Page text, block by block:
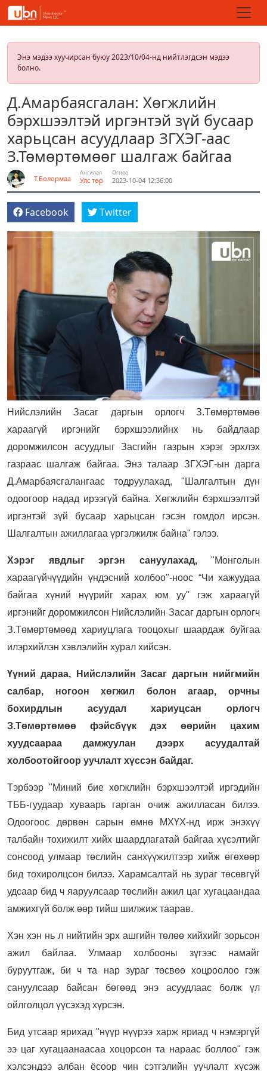
Энэ мэдээ хуучирсан буюу 2023/10/04-нд нийтлэгдсэн мэдээ
болно.
Д.Амарбаясгалан: Хөгжлийн
бэрхшээлтэй иргэнтэй зүй бусаар
харьцсан асуудлаар ЗГХЭГ-аас
З.Төмөртөмөөг шалгаж байгаа
Т.Болормаа
Ангилал
Улс төр
Огноо
2023-10-04 12:36:00
Facebook Twitter
Нийслэлийн Засаг даргын орлогч З.Төмөртөмөө
хараагүй иргэнийг бэрхшээлийнх нь байдлаар
доромжилсон асуудлыг Засгийн газрын хэрэг эрхлэх
газраас шалгаж байгаа. Энэ талаар ЗГХЭГ-ын дарга
Д.Амарбаясгалангаас тодруулахад, "Шалгалтын дүн
одоогоор надад ирээгүй байна. Хөгжлийн бэрхшээлтэй
иргэнтэй зүй бусаар харьцсан гэсэн гомдол ирсэн.
Шалгалтын ажиллагаа үргэлжилж байна" гэлээ.
Хэрэг явдлыг эргэн сануулахад,"Монголын
хараагүйчүүдийн үндэсний холбоо"-ноос “Чи хажуудаа
байгаа хүний нүүрийг харах юм уу" гэж хараагүй
иргэнийг доромжилсон Нийслэлийн Засаг даргын орлогч
З.Төмөртөмөөд хариуцлага тооцохыг шаардаж буйгаа
илэрхийлэн хэвлэлийн хурал хийсэн.
Үүний дараа,
Нийслэлийн Засаг даргын нийгмийн
салбар, ногоон хөгжил болон агаар, орчны
бохирдлын асуудал хариуцсан орлогч
З.Төмөртөмөө фэйсбүүк дэх өөрийн цахим
хуудсаараа дамжуулан дээрх асуудалтай
холбоотойгоор уучлалт хүссэн байдаг.
Тэрбээр "Миний бие хөгжлийн бэрхшээлтэй иргэдийн
ТББ-гуудаар хуваарь гарган очиж ажилласан билээ.
Одоогоос дөрвөн сарын өмнө МХҮХ-нд ирж энэхүү
талбайн тохижилт хийх шаардлагатай байгаа хүсэлтийг
сонсоод улмаар төслийн санхүүжилтээр хийж өгөхөөр
бид тохиролцсон билээ. Харамсалтай нь зураг төсөвгүй
удсаар бид ч яаруулсаар төслийн ажил цаг хугацаандаа
амжихгүй болж өөр тийш шилжиж таарав.
Хэн хэн нь л нийтийн эрх ашгийн төлөө хийхийг зорьсон
ажил байлаа. Улмаар холбооны зүгээс намайг
буруутгаж, би ч та нар зураг төсвөө хоцроолоо гэж
сануулсаар байсан бөгөөд энэ асуудлаас болж үл
ойлголцол үүсэхэд хүрсэн.
Бид утсаар ярихад "нүүр нүүрээ харж яриад ч нэмэргүй
ээ цаг хугацаанаасаа хоцорсон та нараас боллоо" гэж
хэлсэндээ албан ёсоор чин сэтгэлийн уучлалт хүсэж